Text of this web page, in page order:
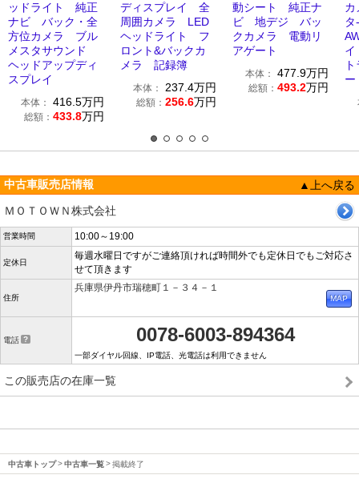
ッドライト 純正
ナビ バック・全
方位カメラ ブル
メスタサウンド
ヘッドアップディ
スプレイ
本体： 416.5万円
総額： 433.8万円
ディスプレイ 全
周囲カメラ LED
ヘッドライト フ
ロント&バックカ
メラ 記録簿
本体： 237.4万円
総額： 256.6万円
動シート 純正ナ
ビ 地デジ バッ
クカメラ 電動リ
アゲート
本体： 477.9万円
総額： 493.2万円
ー
中古車販売店情報
▲上へ戻る
ＭＯＴＯＷＮ株式会社
営業時間 10:00～19:00
定休日
毎週水曜日ですがご連絡頂ければ時間外でも定休日でもご対応さ
せて頂きます
住所
兵庫県伊丹市瑞穂町１－３４－１
電話 0078-6003-894364
一部ダイヤル回線、IP電話、光電話は利用できません
この販売店の在庫一覧
中古車トップ 中古車一覧 掲載終了